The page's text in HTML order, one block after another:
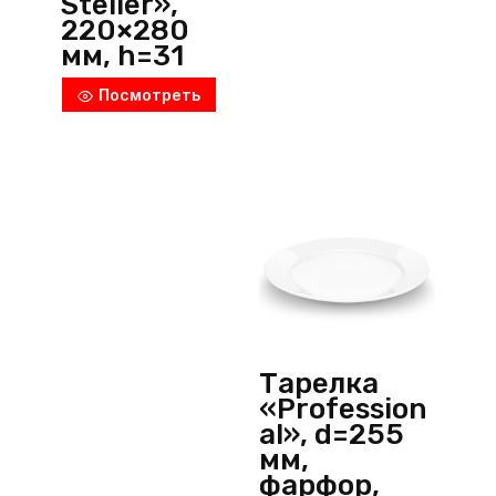
220×280
мм, h=31
мм,
фарфор,
Посмотреть
Тарелка
«Profession
al», d=255
мм,
фарфор,